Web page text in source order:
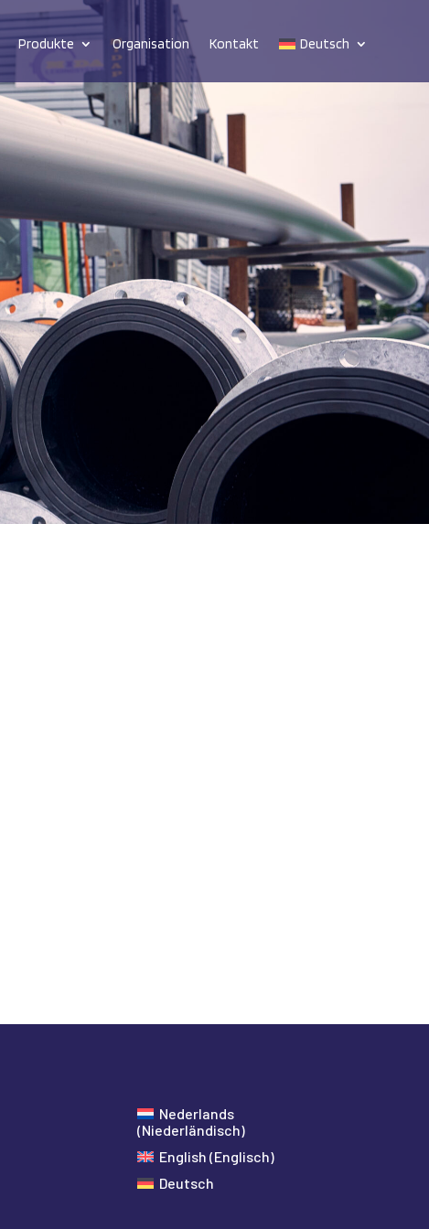
Produkte Organisation Kontakt Deutsch
Nederlands
(Niederländisch)
English (Englisch)
Deutsch